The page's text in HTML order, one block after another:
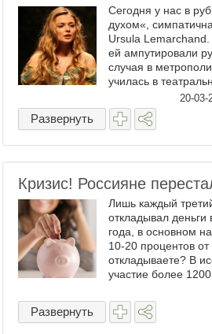
Сегодня у нас в
духом«,
Ursula Lemarchand.
ей ампутировали
случая в
училась в
бы трагическое
ее ...
20-03-
Развернуть
Кризис! Россияне
Лишь каждый
откладывал деньги
года, в основном
10-20 процентов
откладываете? В
участие более
российских
Москвы, Санкт-
Развернуть